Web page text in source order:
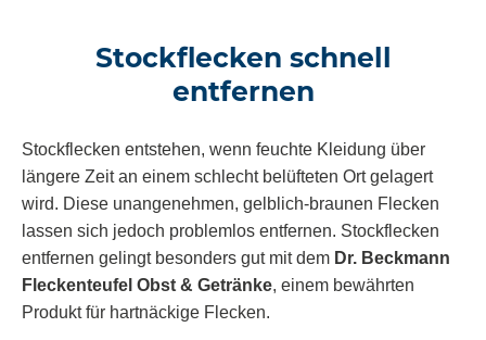
Stockflecken schnell
entfernen
Stockflecken entstehen, wenn feuchte Kleidung über
längere Zeit an einem schlecht belüfteten Ort gelagert
wird. Diese unangenehmen, gelblich-braunen Flecken
lassen sich jedoch problemlos entfernen. Stockflecken
entfernen gelingt besonders gut mit dem Dr. Beckmann
Fleckenteufel Obst & Getränke, einem bewährten
Produkt für hartnäckige Flecken.